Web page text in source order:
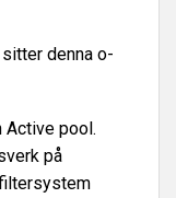
denna o-
Active pool.
på